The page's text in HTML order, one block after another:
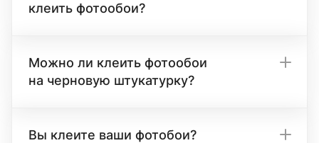
клеить фотообои?
Можно ли клеить фотообои
на черновую штукатурку?
Вы клеите ваши фотобои?